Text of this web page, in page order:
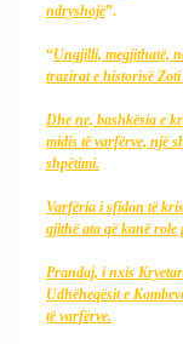
ndryshojë”.
“Ungjilli, megjithatë,
trazirat e historisë
Dhe ne, bashkësia e
midis të varfërve, një
shpëtimi.
Varfëria i sfidon të
gjithë ata që kanë role
Prandaj, i nxis
Udhëheqësit e
të varfërve.